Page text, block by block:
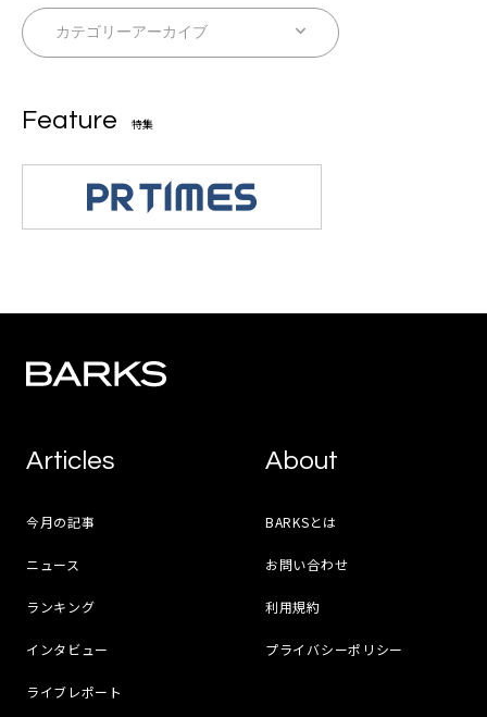
Feature 特集
Articles
今月の記事
ニュース
ランキング
インタビュー
ライブレポート
About
BARKSとは
お問い合わせ
利用規約
プライバシーポリシー